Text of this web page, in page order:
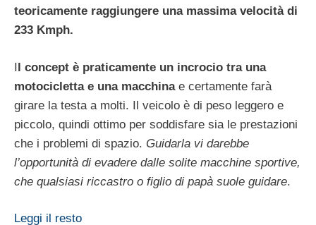
teoricamente raggiungere una massima velocità di
233 Kmph.
Il concept è praticamente un incrocio tra una
motocicletta e una macchinae certamente farà
girare la testa a molti. Il veicolo è di peso leggero e
piccolo, quindi ottimo per soddisfare sia le prestazioni
che i problemi di spazio. Guidarla vi darebbe
l’opportunità di evadere dalle solite macchine sportive,
che qualsiasi riccastro o figlio di papà suole guidare.
Leggi il resto